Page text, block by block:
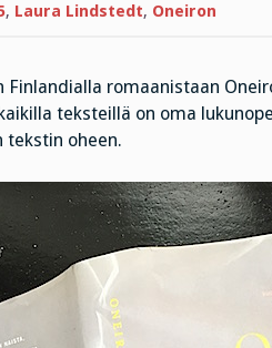
, Laura Lindstedt, Oneiron
romaanistaan
teksteillä on oma
oheen.